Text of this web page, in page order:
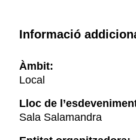
Informació
Àmbit:
Local
Lloc de
Sala Salamandra